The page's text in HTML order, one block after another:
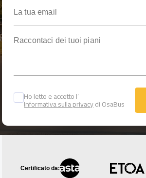
Ho letto e accetto l’
Informativa sulla privacydi OsaBus
Certificato da: